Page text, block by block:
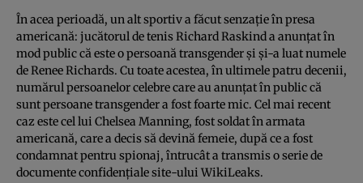
În acea perioadă, un alt sportiv a făcut senzaţie în presa
americană: jucătorul de tenis Richard Raskind a anunţat în
mod public că este o persoană transgender şi şi-a luat numele
de Renee Richards. Cu toate acestea, în ultimele patru decenii,
numărul persoanelor celebre care au anunţat în public că
sunt persoane transgender a fost foarte mic. Cel mai recent
caz este cel lui Chelsea Manning, fost soldat în armata
americană, care a decis să devină femeie, după ce a fost
condamnat pentru spionaj, întrucât a transmis o serie de
documente confidenţiale site-ului WikiLeaks.